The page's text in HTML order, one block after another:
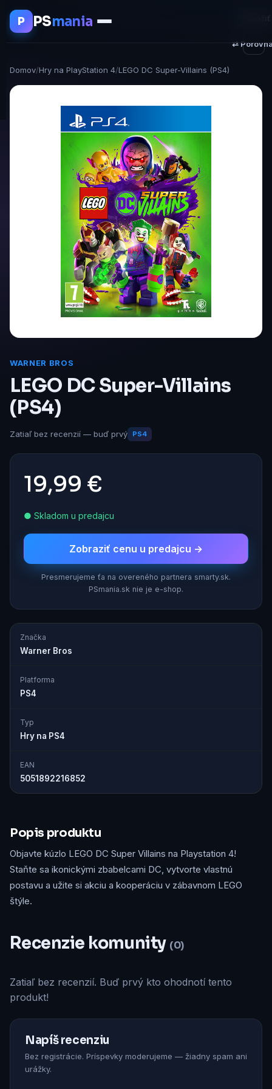
P PSmania
Domov/Hry na PlayStation 4/LEGO DC Super-Villains (PS4)
WARNER BROS
LEGO DC Super-Villains
(PS4)
Zatiaľ bez recenzií — buď prvý PS4
19,99 €
● Skladom u predajcu
Zobraziť cenu u predajcu →
Presmerujeme ťa na overeného partnera smarty.sk.
PSmania.sk nie je e-shop.
Značka
Warner Bros
Platforma
PS4
Typ
Hry na PS4
EAN
5051892216852
⇄
Popis produktu
Objavte kúzlo LEGO DC Super Villains na Playstation 4!
Staňte sa ikonickými zbabelcami DC, vytvorte vlastnú
postavu a užite si akciu a kooperáciu v zábavnom LEGO
štýle.
Recenzie komunity (0)
Zatiaľ bez recenzií. Buď prvý kto ohodnotí tento
produkt!
Napíš recenziu
Bez registrácie. Príspevky moderujeme — žiadny spam ani
urážky.